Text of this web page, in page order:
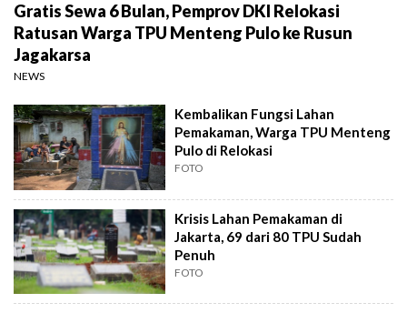
Gratis Sewa 6 Bulan, Pemprov DKI Relokasi
Ratusan Warga TPU Menteng Pulo ke Rusun
Jagakarsa
NEWS
Kembalikan Fungsi Lahan
Pemakaman, Warga TPU Menteng
Pulo di Relokasi
FOTO
Krisis Lahan Pemakaman di
Jakarta, 69 dari 80 TPU Sudah
Penuh
FOTO